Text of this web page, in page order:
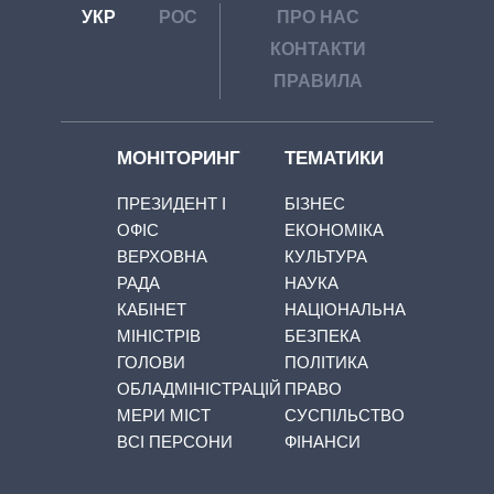
УКР РОС
ПРО НАС
КОНТАКТИ
ПРАВИЛА
МОНІТОРИНГ
ПРЕЗИДЕНТ І
ОФІС
ВЕРХОВНА
РАДА
КАБІНЕТ
МІНІСТРІВ
ГОЛОВИ
ОБЛАДМІНІСТРАЦІЙ
МЕРИ МІСТ
ВСІ ПЕРСОНИ
ТЕМАТИКИ
БІЗНЕС
ЕКОНОМІКА
КУЛЬТУРА
НАУКА
НАЦІОНАЛЬНА
БЕЗПЕКА
ПОЛІТИКА
ПРАВО
СУСПІЛЬСТВО
ФІНАНСИ